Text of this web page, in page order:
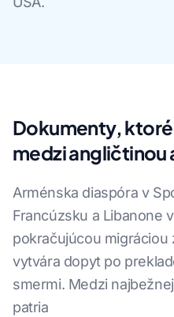
Dokumenty,
medzi angličtinou
Arménska diaspóra v
Francúzsku a Libanone
pokračujúcou
vytvára dopyt po
smermi. Medzi
patria